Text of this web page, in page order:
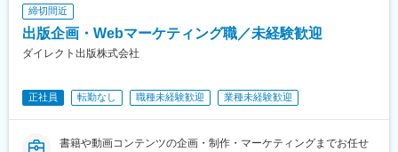
締切間近
出版企画・Webマーケティング職／未経験歓迎
ダイレクト出版株式会社
正社員 転勤なし 職種未経験歓迎 業種未経験歓迎
書籍や動画コンテンツの企画・制作・マーケティングまでお任せ